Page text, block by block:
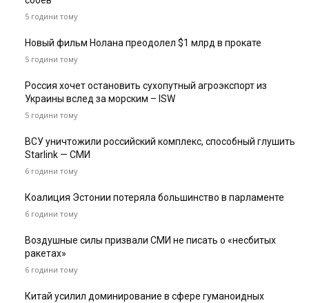
5 години тому
Новый фильм Нолана преодолел $1 млрд в прокате
5 години тому
Россия хочет остановить сухопутный агроэкспорт из
Украины вслед за морским – ISW
5 години тому
ВСУ уничтожили российский комплекс, способный глушить
Starlink — СМИ
6 години тому
Коалиция Эстонии потеряла большинство в парламенте
6 години тому
Воздушные силы призвали СМИ не писать о «несбитых
ракетах»
6 години тому
Китай усилил доминирование в сфере гуманоидных